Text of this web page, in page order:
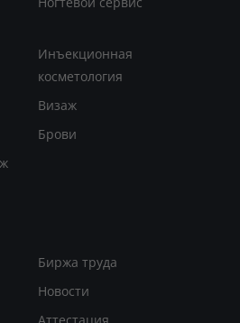
Инъекционная
косметология
Визаж
Брови
Биржа труда
Новости
Аттестация